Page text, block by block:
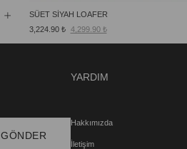
SÜET SİYAH LOAFER
3,224.90 ₺
4,299.90 ₺
GÖNDER
YARDIM
Hakkımızda
İletişim